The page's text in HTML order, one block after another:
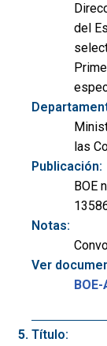
del
las
Publicación:
BOE
Notas:
Ver
Título: